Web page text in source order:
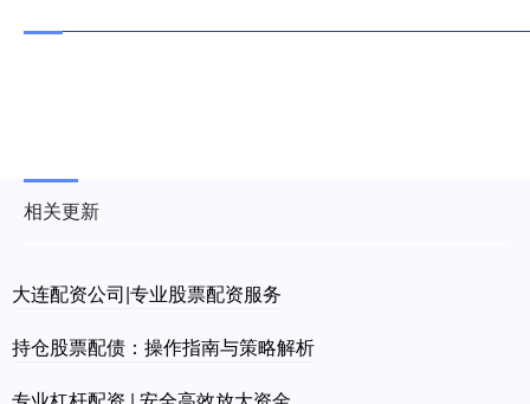
相关更新
大连配资公司|专业股票配资服务
持仓股票配债：操作指南与策略解析